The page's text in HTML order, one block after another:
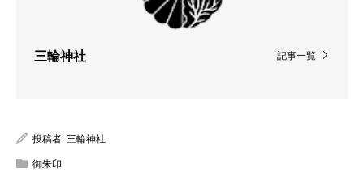
記事一覧
三輪神社
投稿者: 三輪神社
御朱印